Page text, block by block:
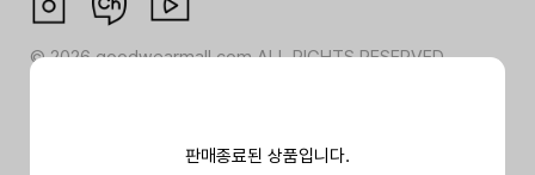
판매종료된 상품입니다.
©2026goodwearmall.com ALL RIGHTS RESERVED